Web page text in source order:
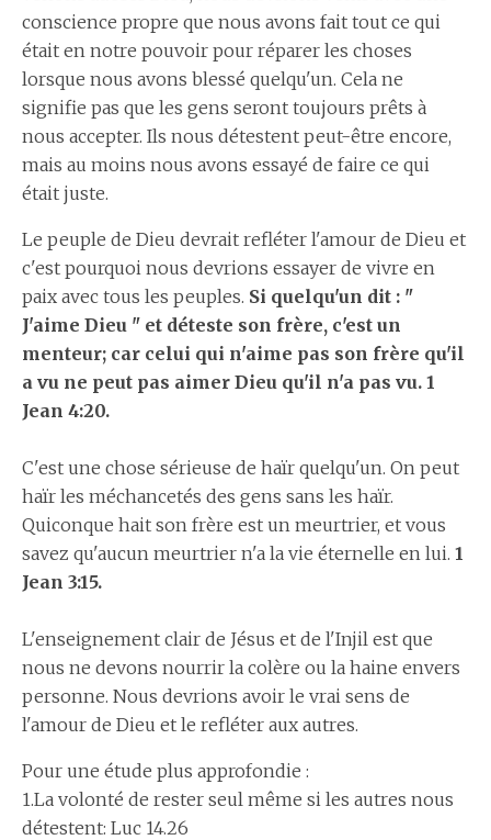
conscience propre que nous avons fait tout ce qui
était en notre pouvoir pour réparer les choses
lorsque nous avons blessé quelqu'un. Cela ne
signifie pas que les gens seront toujours prêts à
nous accepter. Ils nous détestent peut-être encore,
mais au moins nous avons essayé de faire ce qui
était juste.
Le peuple de Dieu devrait refléter l'amour de Dieu et
c'est pourquoi nous devrions essayer de vivre en
paix avec tous les peuples. Si quelqu'un dit : "
J'aime Dieu " et déteste son frère, c'est un
menteur; car celui qui n'aime pas son frère qu'il
a vu ne peut pas aimer Dieu qu'il n'a pas vu. 1
Jean 4:20.
C'est une chose sérieuse de haïr quelqu'un. On peut
haïr les méchancetés des gens sans les haïr.
Quiconque hait son frère est un meurtrier, et vous
savez qu'aucun meurtrier n'a la vie éternelle en lui. 1
Jean 3:15.
L'enseignement clair de Jésus et de l'Injil est que
nous ne devons nourrir la colère ou la haine envers
personne. Nous devrions avoir le vrai sens de
l'amour de Dieu et le refléter aux autres.
Pour une étude plus approfondie :
1.La volonté de rester seul même si les autres nous
détestent: Luc 14.26